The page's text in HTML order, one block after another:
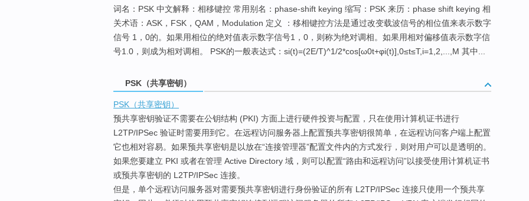
词名：PSK 中文解释：相移键控 常用别名：phase-shift keying 缩写：PSK 来历：phase shift keying 相
关术语：ASK，FSK，QAM，Modulation 定义 ：移相键控方法是通过改变载波信号的相位值来表示数字
信号 1，0的。如果用相位的绝对值表示数字信号1，0，则称为绝对调相。如果用相对偏移值表示数字信
号1.0，则成为相对调相。 PSK的一般表达式：si(t)=(2E/T)^1/2*cos[ω0t+φi(t)],0≤t≤T,i=1,2,...,M 其中...
PSK（共享密钥）
PSK（共享密钥）
预共享密钥验证不需要在公钥结构 (PKI) 方面上进行硬件投资与配置，只在使用计算机证书进行
L2TP/IPSec 验证时需要用到它。在远程访问服务器上配置预共享密钥很简单，在远程访问客户端上配置
它也相对容易。如果预共享密钥是以放在“连接管理器”配置文件内的方式发行，则对用户可以是透明的。
如果您要建立 PKI 或者在管理 Active Directory 域，则可以配置“路由和远程访问”以接受使用计算机证书
或预共享密钥的 L2TP/IPSec 连接。
但是，单个远程访问服务器对需要预共享密钥进行身份验证的所有 L2TP/IPSec 连接只使用一个预共享